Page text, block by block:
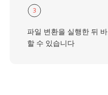
3
파일 변환을 실행한 뒤
할 수 있습니다